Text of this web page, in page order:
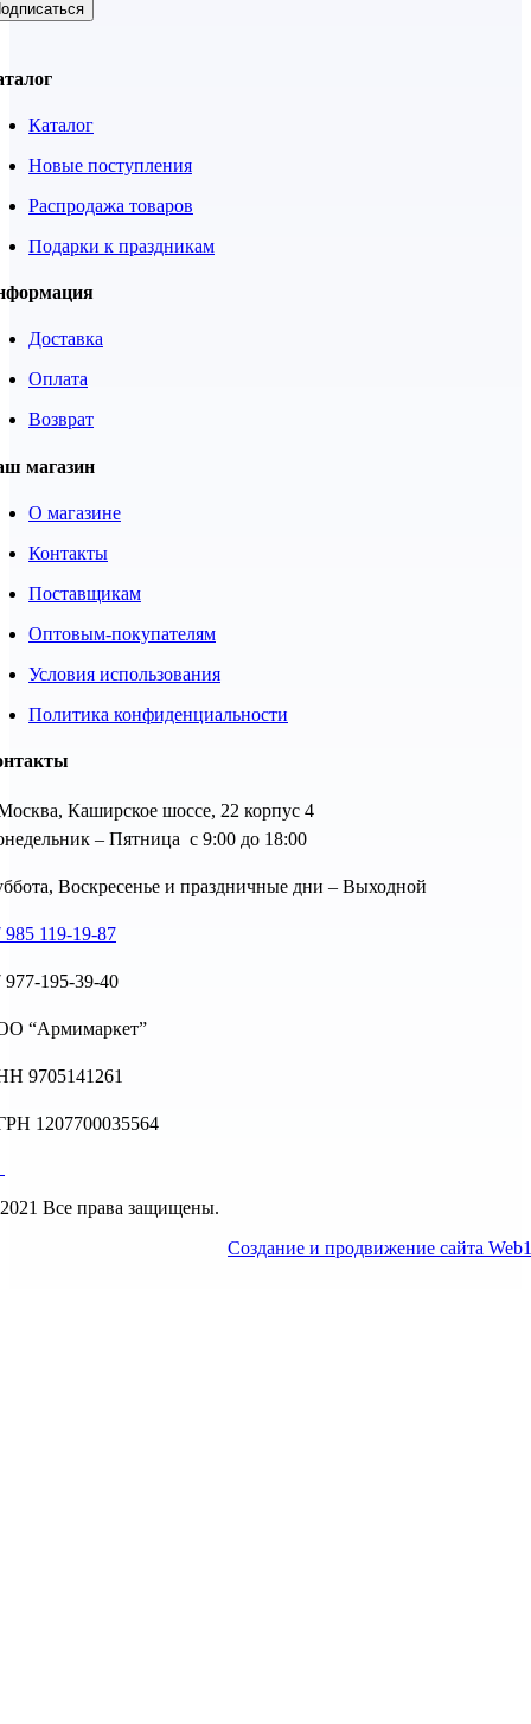
Каталог
Новые поступления
Распродажа товаров
Подарки к праздникам
Доставка
Оплата
Возврат
магазин
О магазине
Контакты
Поставщикам
Оптовым-покупателям
Условия использования
Политика конфиденциальности
Каширское шоссе, 22 корпус 4
– Пятница с 9:00 до 18:00
Воскресенье и праздничные дни – Выходной
985 119-19-87
977-195-39-40
“Армимаркет”
9705141261
1207700035564
Все права защищены.
Создание и продвижение сайта